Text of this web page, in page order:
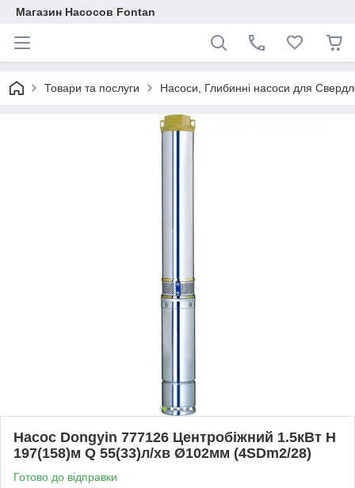
Магазин Насосов Fontan
Товари та послуги Насоси, Глибинні насоси для
Насос Dongyin 777126 Центробіжний 1.5кВт H
197(158)м Q 55(33)л/хв Ø102мм (4SDm2/28)
Готово до відправки